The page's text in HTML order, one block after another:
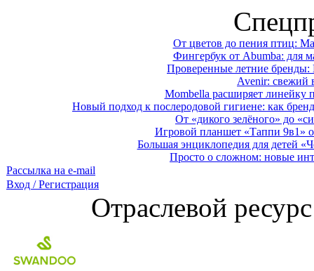
От цветов до пения птиц:
Фингербук от Abumba: для
Проверенные летние
Avenir: свежий
Mombella расширяет линейку
Новый подход к послеродовой гигиене: как
От «дикого зелёного» до
Игровой планшет «Таппи 9в1»
Большая энциклопедия для детей
Просто о сложном: новые
Рассылка на e-mail
Вход / Регистрация
Отраслевой